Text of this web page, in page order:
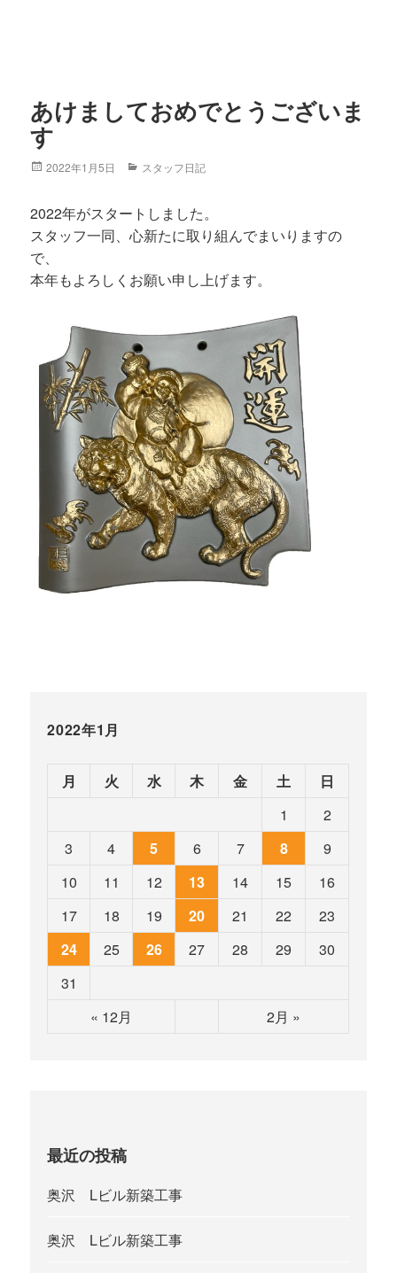
あけましておめでとうございま
す
Posted
2022年1月5日 Categories
スタッフ日記
2022年がスタートしました。
スタッフ一同、心新たに取り組んでまいりますの
で、
本年もよろしくお願い申し上げます。
2022年1月
月 火 水 木 金 土 日
« 12月 2月 »
1
2
3
4 5 6 7 8
9
10
11 12 13 14 15
16
17
18 19 20 21 22
23
24
25 26 27 28 29
30
31
最近の投稿
奥沢 Lビル新築工事
奥沢 Lビル新築工事